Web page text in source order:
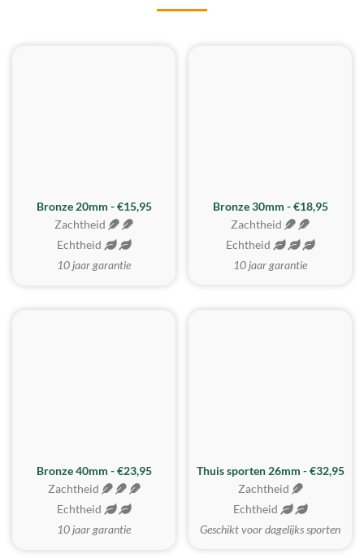
Bronze 20mm - €15,95
Zachtheid
Echtheid
10 jaar garantie
BESTE KOOP
Bronze 30mm - €18,95
Zachtheid
Echtheid
10 jaar garantie
Bronze 40mm - €23,95
Zachtheid
Echtheid
10 jaar garantie
Thuis sporten 26mm - €32,95
Zachtheid
Echtheid
Geschikt voor dagelijks sporten